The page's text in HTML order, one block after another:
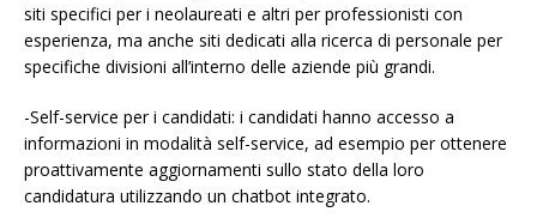
siti specifici per i neolaureati e altri per professionisti con
esperienza, ma anche siti dedicati alla ricerca di personale per
specifiche divisioni all’interno delle aziende più grandi.
-Self-service per i candidati: i candidati hanno accesso a
informazioni in modalità self-service, ad esempio per ottenere
proattivamente aggiornamenti sullo stato della loro
candidatura utilizzando un chatbot integrato.